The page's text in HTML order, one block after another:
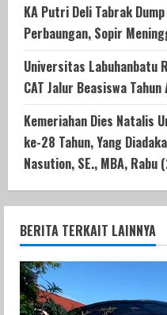
KA Putri Deli Tabrak
Perbaungan, Sopir
Universitas Labuhanbatu
CAT Jalur Beasiswa
Kemeriahan Dies Natalis
ke-28 Tahun, Yang
Nasution, SE., MBA,
BERITA TERKAIT LAINNYA